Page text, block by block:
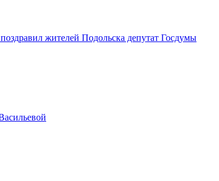
жителей Подольска депутат Госдумы